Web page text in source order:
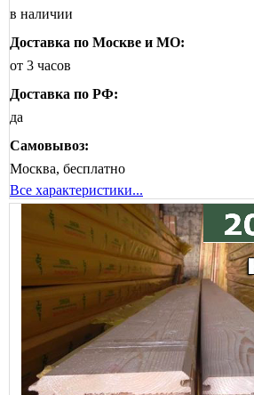
в наличии
Доставка по Москве и МО:
от 3 часов
Доставка по РФ:
да
Самовывоз:
Москва, бесплатно
Все характеристики...